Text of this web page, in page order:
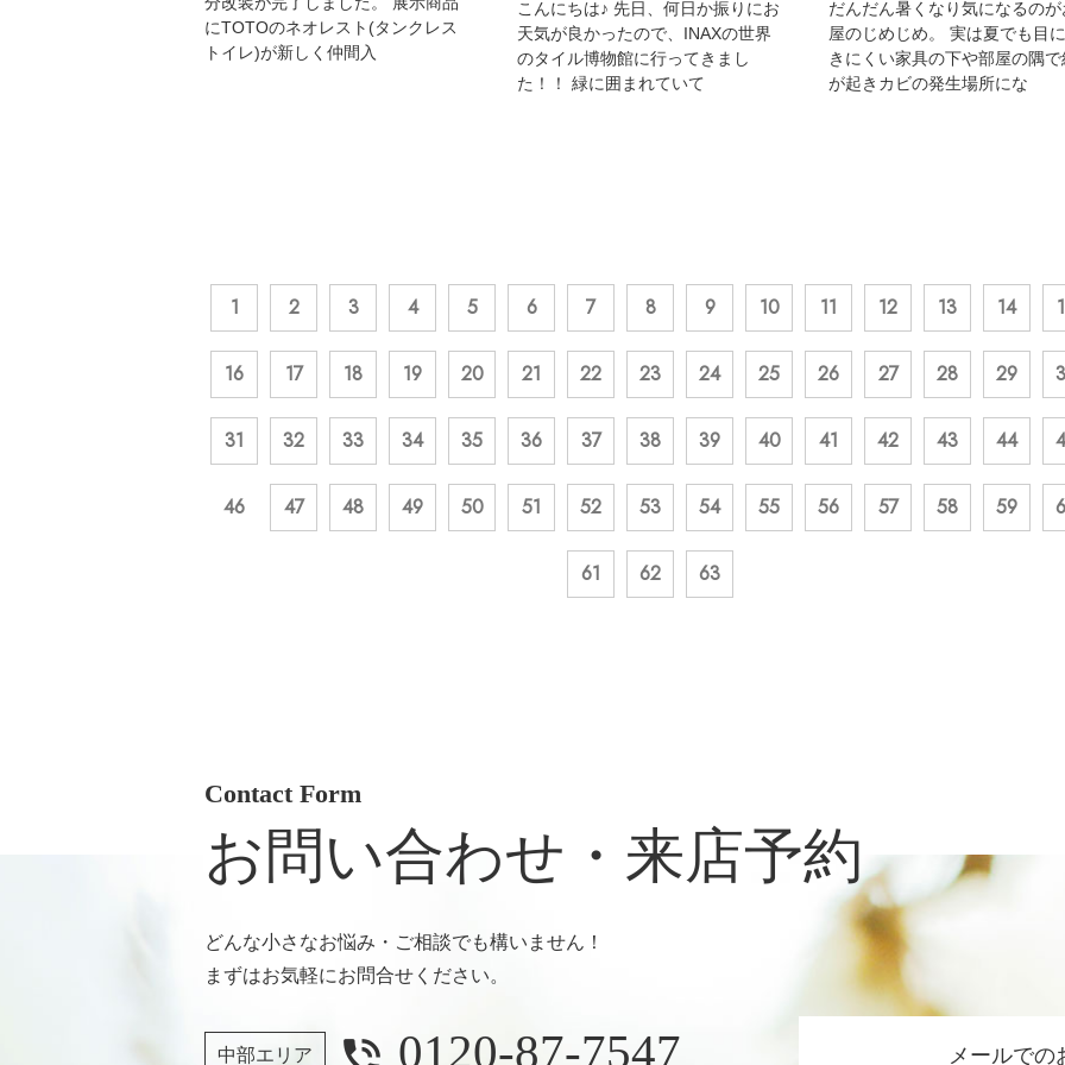
にTOTOのネオレスト(タンクレス
トイレ)が新しく仲間入
こんにちは♪ 先日、何日か振りにお
天気が良かったので、INAXの世界
のタイル博物館に行ってきまし
た！！ 緑に囲まれていて
だんだん暑くなり気になるのが
屋のじめじめ。 実は夏でも目
きにくい家具の下や部屋の隅
が起きカビの発生場所にな
1 2 3 4 5 6 7 8 9 10 11 12 13 14
16 17 18 19 20 21 22 23 24 25 26 27 28 29
31 32 33 34 35 36 37 38 39 40 41 42 43 44
46 47 48 49 50 51 52 53 54 55 56 57 58 59
61 62 63
Contact Form
お問い合わせ・来店予約
どんな小さなお悩み・ご相談でも構いません！
まずはお気軽にお問合せください。
中部エリア 0120-87-7547 メールでの